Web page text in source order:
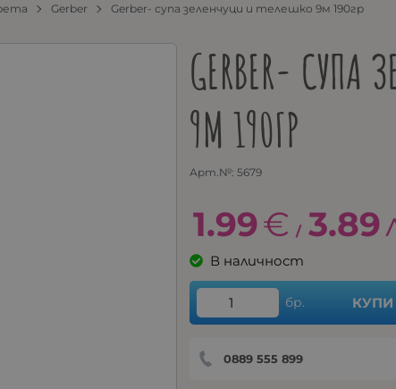
Gerber Gerber- супа зеленчуци и телешко 9м 190гр
GERBER-
9М 190ГР
Арт.№: 5679
1.99€ / 3.89
В наличност
бр. КУПИ
0889 555 899